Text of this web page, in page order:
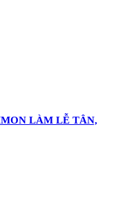
LÀM LỄ TÂN,